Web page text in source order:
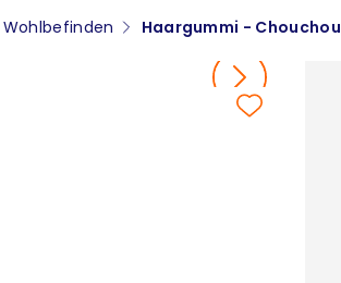
Wohlbefinden Haargummi - Chouchou